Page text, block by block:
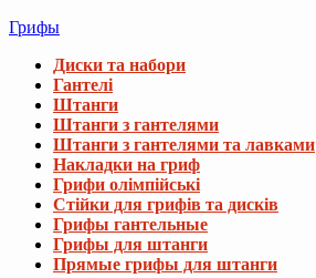
Грифы
Диски та набори
Гантелі
Штанги
Штанги з гантелями
Штанги з гантелями та лавками
Накладки на гриф
Грифи олімпійські
Стійки для грифів та дисків
Грифы гантельные
Грифы для штанги
Прямые грифы для штанги